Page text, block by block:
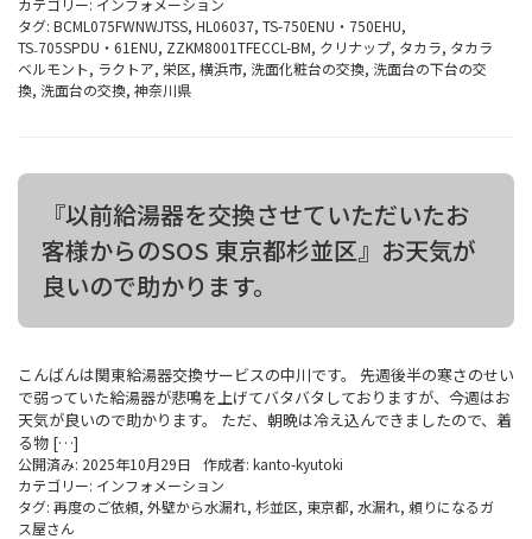
カテゴリー: インフォメーション
タグ: BCML075FWNWJTSS, HL06037, TS-750ENU・750EHU,
TS₋705SPDU・61ENU, ZZKM8001TFECCL-BM, クリナップ, タカラ, タカラ
ベルモント, ラクトア, 栄区, 横浜市, 洗面化粧台の交換, 洗面台の下台の交
換, 洗面台の交換, 神奈川県
『以前給湯器を交換させていただいたお
客様からのSOS 東京都杉並区』お天気が
良いので助かります。
こんばんは関東給湯器交換サービスの中川です。 先週後半の寒さのせい
で弱っていた給湯器が悲鳴を上げてバタバタしておりますが、今週はお
天気が良いので助かります。 ただ、朝晩は冷え込んできましたので、着
る物 […]
公開済み: 2025年10月29日 作成者: kanto-kyutoki
カテゴリー: インフォメーション
タグ: 再度のご依頼, 外壁から水漏れ, 杉並区, 東京都, 水漏れ, 頼りになるガ
ス屋さん